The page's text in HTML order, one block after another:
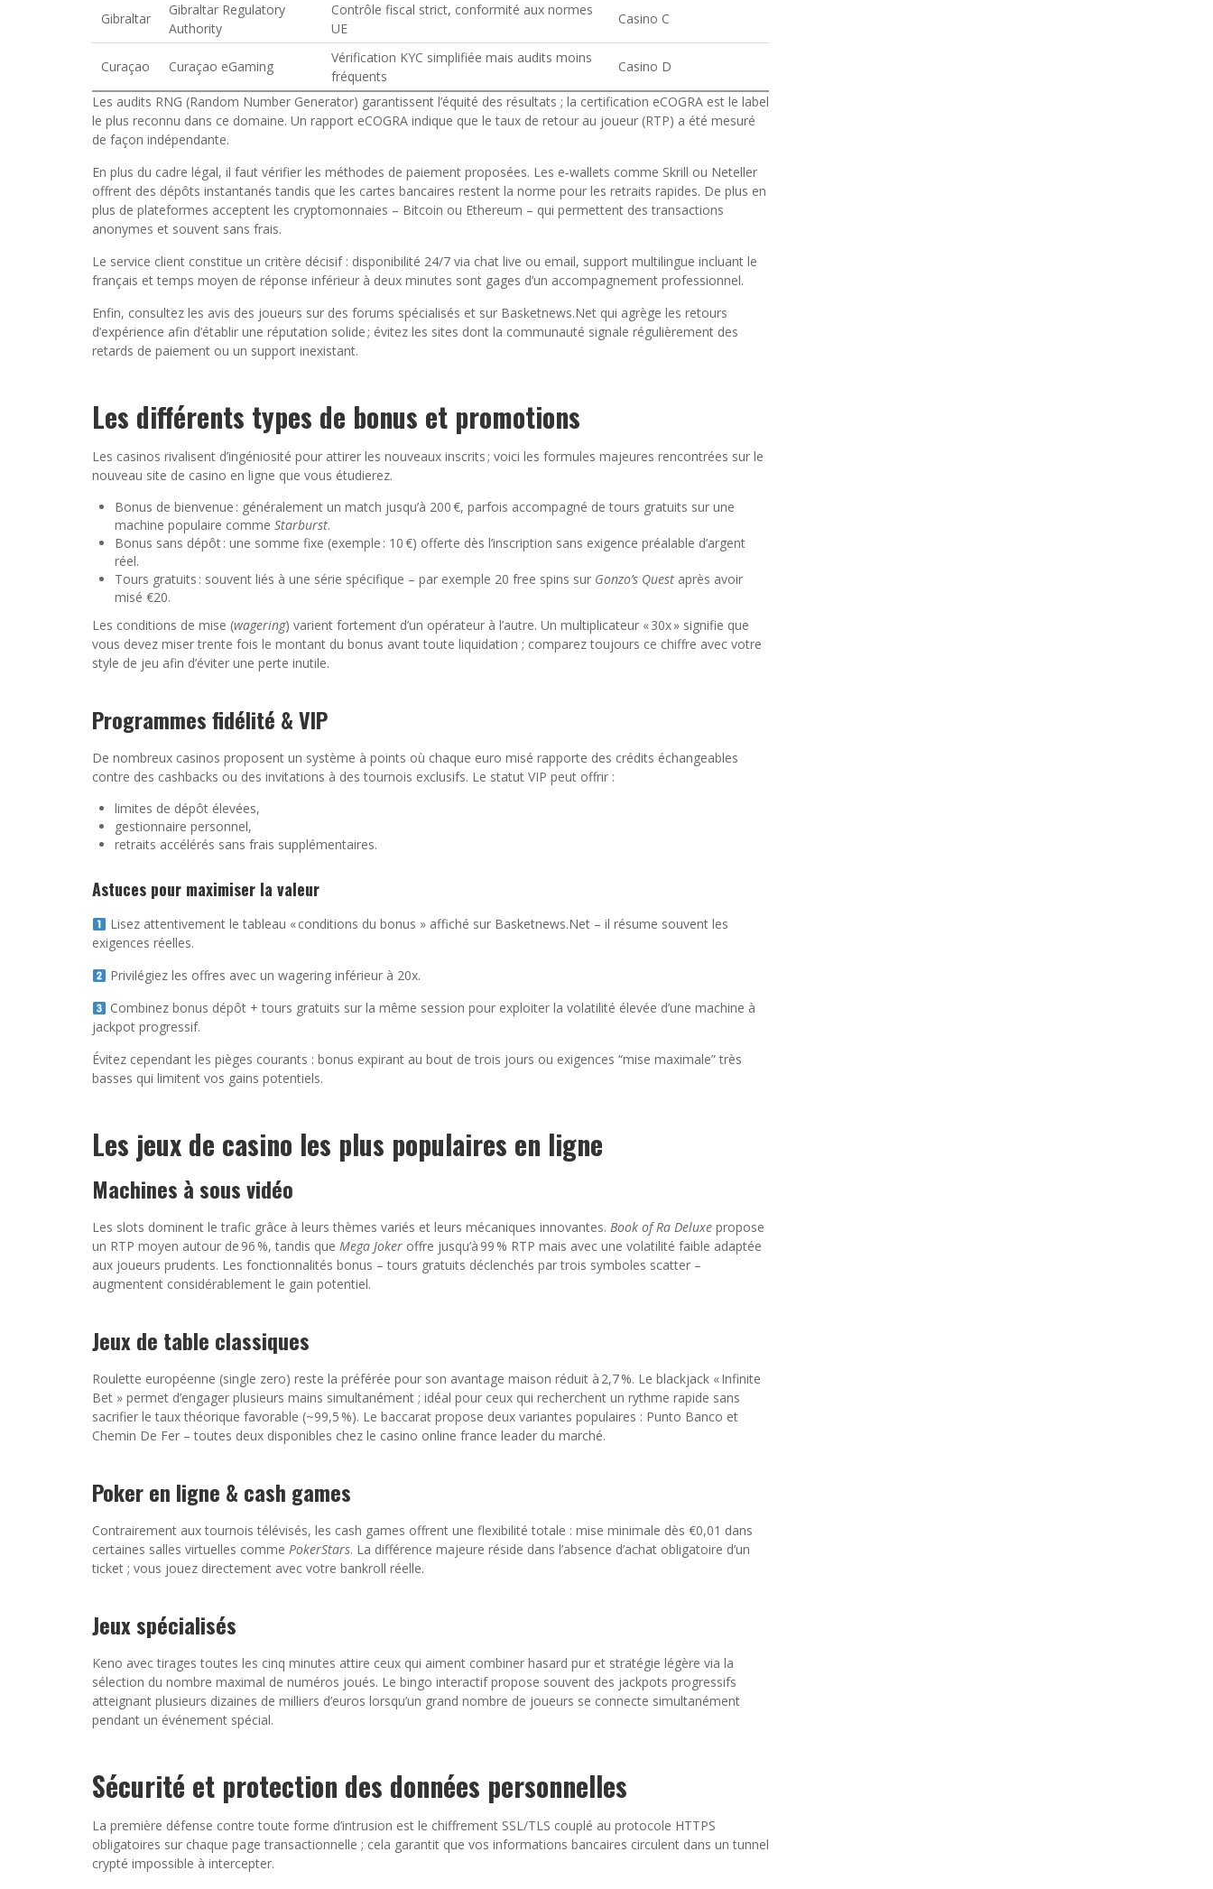
Gibraltar
Gibraltar Regulatory
Authority
Contrôle fiscal strict, conformité aux normes
UE
Casino C
Curaçao Curaçao eGaming
Vérification KYC simplifiée mais audits moins
fréquents
Casino D
Les audits RNG (Random Number Generator) garantissent l’équité des résultats ; la certification eCOGRA est le label
le plus reconnu dans ce domaine. Un rapport eCOGRA indique que le taux de retour au joueur (RTP) a été mesuré
de façon indépendante.
En plus du cadre légal, il faut vérifier les méthodes de paiement proposées. Les e‑wallets comme Skrill ou Neteller
offrent des dépôts instantanés tandis que les cartes bancaires restent la norme pour les retraits rapides. De plus en
plus de plateformes acceptent les cryptomonnaies – Bitcoin ou Ethereum – qui permettent des transactions
anonymes et souvent sans frais.
Le service client constitue un critère décisif : disponibilité 24/7 via chat live ou email, support multilingue incluant le
français et temps moyen de réponse inférieur à deux minutes sont gages d’un accompagnement professionnel.
Enfin, consultez les avis des joueurs sur des forums spécialisés et sur Basketnews.Net qui agrège les retours
d’expérience afin d’établir une réputation solide ; évitez les sites dont la communauté signale régulièrement des
retards de paiement ou un support inexistant.
Les différents types de bonus et promotions
Les casinos rivalisent d’ingéniosité pour attirer les nouveaux inscrits ; voici les formules majeures rencontrées sur le
nouveau site de casino en ligne que vous étudierez.
Bonus de bienvenue : généralement un match jusqu’à 200 €, parfois accompagné de tours gratuits sur une
machine populaire comme Starburst.
Bonus sans dépôt : une somme fixe (exemple : 10 €) offerte dès l’inscription sans exigence préalable d’argent
réel.
Tours gratuits : souvent liés à une série spécifique – par exemple 20 free spins sur Gonzo’s Quest après avoir
misé €20.
Les conditions de mise (wagering) varient fortement d’un opérateur à l’autre. Un multiplicateur « 30x » signifie que
vous devez miser trente fois le montant du bonus avant toute liquidation ; comparez toujours ce chiffre avec votre
style de jeu afin d’éviter une perte inutile.
Programmes fidélité & VIP
De nombreux casinos proposent un système à points où chaque euro misé rapporte des crédits échangeables
contre des cashbacks ou des invitations à des tournois exclusifs. Le statut VIP peut offrir :
limites de dépôt élevées,
gestionnaire personnel,
retraits accélérés sans frais supplémentaires.
Astuces pour maximiser la valeur
Lisez attentivement le tableau « conditions du bonus » affiché sur Basketnews.Net – il résume souvent les
exigences réelles.
Privilégiez les offres avec un wagering inférieur à 20x.
Combinez bonus dépôt + tours gratuits sur la même session pour exploiter la volatilité élevée d’une machine à
jackpot progressif.
Évitez cependant les pièges courants : bonus expirant au bout de trois jours ou exigences “mise maximale” très
basses qui limitent vos gains potentiels.
Les jeux de casino les plus populaires en ligne
Machines à sous vidéo
Les slots dominent le trafic grâce à leurs thèmes variés et leurs mécaniques innovantes. Book of Ra Deluxe propose
un RTP moyen autour de 96 %, tandis que Mega Joker offre jusqu’à 99 % RTP mais avec une volatilité faible adaptée
aux joueurs prudents. Les fonctionnalités bonus – tours gratuits déclenchés par trois symboles scatter –
augmentent considérablement le gain potentiel.
Jeux de table classiques
Roulette européenne (single zero) reste la préférée pour son avantage maison réduit à 2,7 %. Le blackjack « Infinite
Bet » permet d’engager plusieurs mains simultanément ; idéal pour ceux qui recherchent un rythme rapide sans
sacrifier le taux théorique favorable (~99,5 %). Le baccarat propose deux variantes populaires : Punto Banco et
Chemin De Fer – toutes deux disponibles chez le casino online france leader du marché.
Poker en ligne & cash games
Contrairement aux tournois télévisés, les cash games offrent une flexibilité totale : mise minimale dès €0,01 dans
certaines salles virtuelles comme PokerStars. La différence majeure réside dans l’absence d’achat obligatoire d’un
ticket ; vous jouez directement avec votre bankroll réelle.
Jeux spécialisés
Keno avec tirages toutes les cinq minutes attire ceux qui aiment combiner hasard pur et stratégie légère via la
sélection du nombre maximal de numéros joués. Le bingo interactif propose souvent des jackpots progressifs
atteignant plusieurs dizaines de milliers d’euros lorsqu’un grand nombre de joueurs se connecte simultanément
pendant un événement spécial.
Sécurité et protection des données personnelles
La première défense contre toute forme d’intrusion est le chiffrement SSL/TLS couplé au protocole HTTPS
obligatoires sur chaque page transactionnelle ; cela garantit que vos informations bancaires circulent dans un tunnel
crypté impossible à intercepter.